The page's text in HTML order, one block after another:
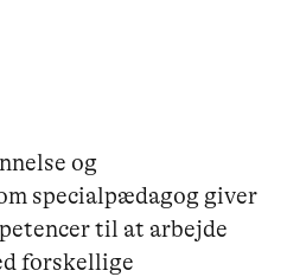
og
specialpædagog giver
til at arbejde
forskellige